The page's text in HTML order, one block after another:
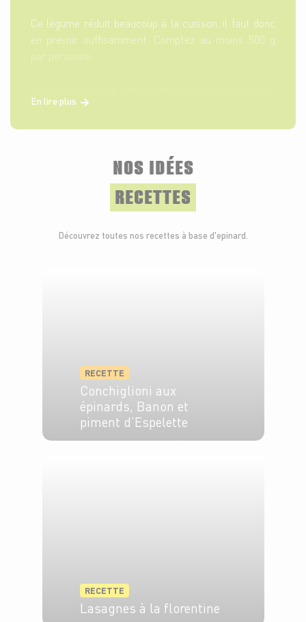
Ce légume réduit beaucoup à la cuisson, il faut donc
en prévoir suffisamment. Comptez au moins 500 g
par personne.
Cependant, on peut le garder quelques jours dans le
suffit de le blanchir 2 min s’il est frais.
En lire plus
NOS IDÉES
RECETTES
Découvrez toutes nos recettes à base d'epinard.
RECETTE
Conchiglioni aux
épinards, Banon et
piment d’Espelette
RECETTE
Lasagnes à la florentine